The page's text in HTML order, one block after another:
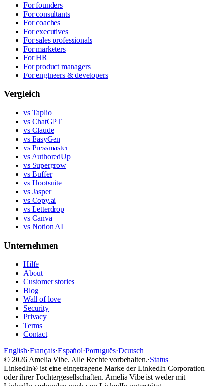
For founders
For consultants
For coaches
For executives
For sales professionals
For marketers
For HR
For product managers
For engineers & developers
Vergleich
vs Taplio
vs ChatGPT
vs Claude
vs EasyGen
vs Pressmaster
vs AuthoredUp
vs Supergrow
vs Buffer
vs Hootsuite
vs Jasper
vs Copy.ai
vs Letterdrop
vs Canva
vs Notion AI
Unternehmen
Hilfe
About
Customer stories
Blog
Wall of love
Security
Privacy
Terms
Contact
English·Français·Español·Português·Deutsch
© 2026Amelia Vibe. Alle Rechte vorbehalten.·Status
LinkedIn® ist eine eingetragene Marke der LinkedIn Corporation
oder ihrer Tochtergesellschaften. Amelia Vibe ist weder mit